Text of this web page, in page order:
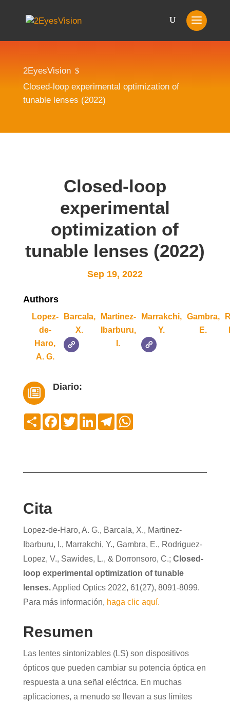
2EyesVision $
Closed-loop experimental optimization of
tunable lenses (2022)
Closed-loop
experimental
optimization of
tunable lenses (2022)
Sep 19, 2022
Authors
Lopez-
de-
Haro,
A. G.
Barcala,
X.
Martinez-
Ibarburu,
I.
Marrakchi,
Y.
Gambra,
E.
 Diario:
CompartirFacebook
TwitterLinkedInTelegramWhatsApp
Cita
Lopez-de-Haro, A. G., Barcala, X., Martinez-
Ibarburu, I., Marrakchi, Y., Gambra, E., Rodriguez-
Lopez, V., Sawides, L., & Dorronsoro, C.; Closed-
loop experimental optimization of tunable
lenses.Applied Optics 2022, 61(27), 8091-8099.
Para más información, haga clic aquí.
Resumen
Las lentes sintonizables (LS) son dispositivos
ópticos que pueden cambiar su potencia óptica en
respuesta a una señal eléctrica. En muchas
aplicaciones, a menudo se llevan a sus límites